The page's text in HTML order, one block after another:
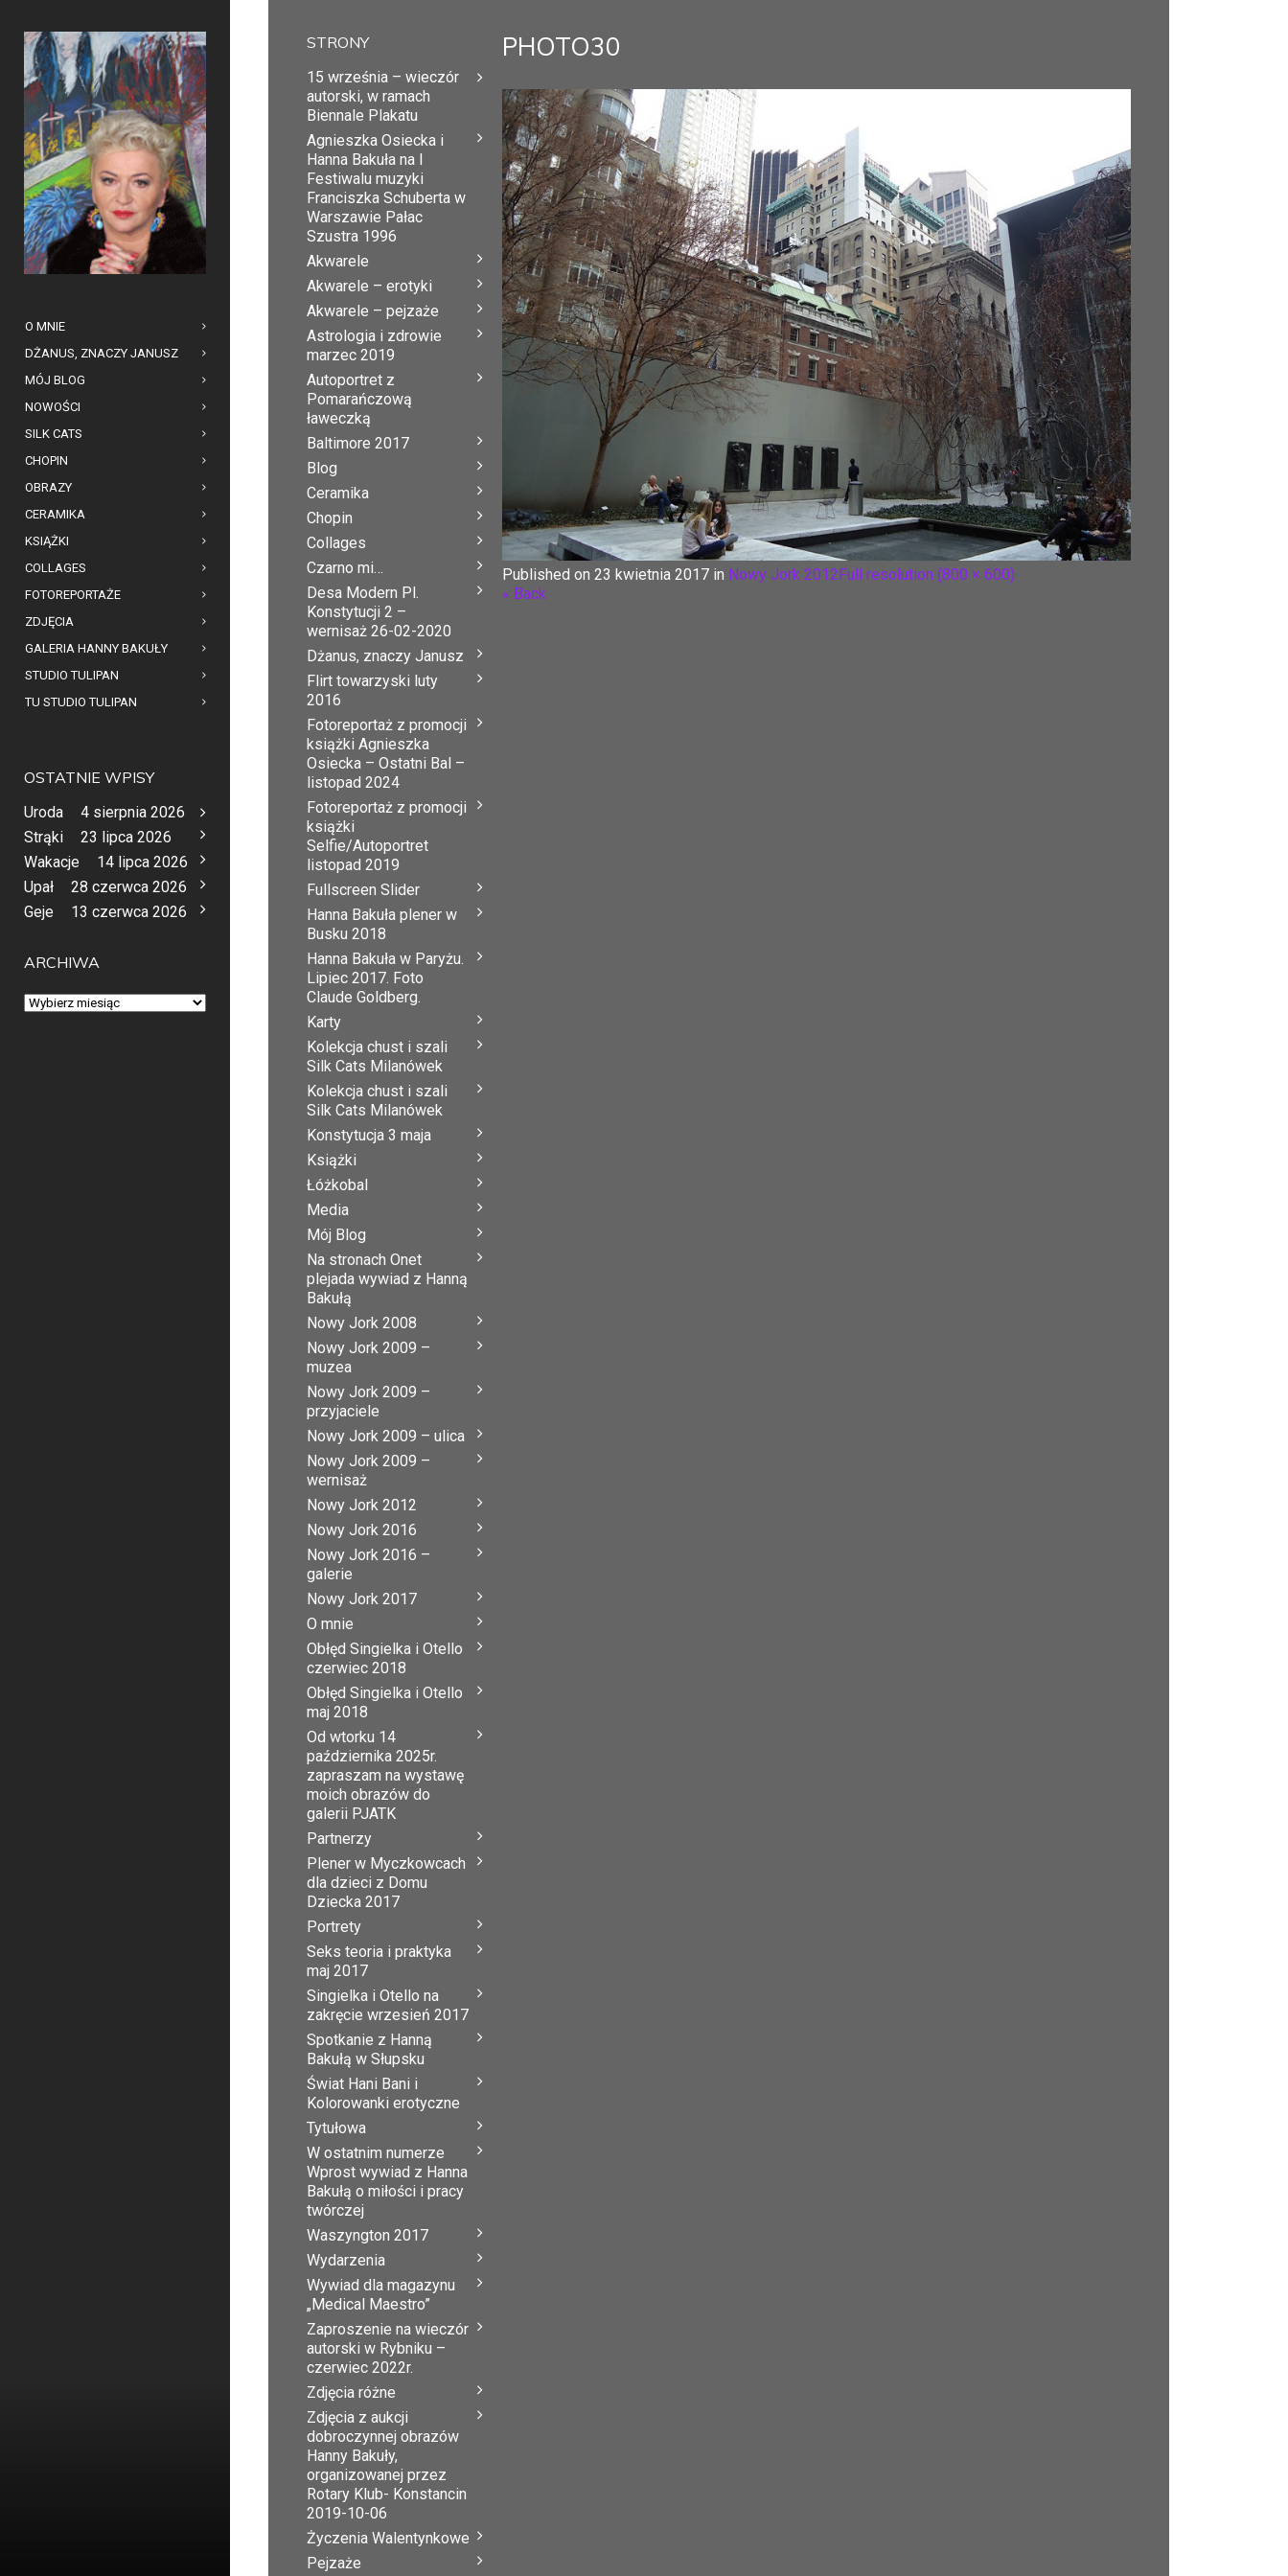
O MNIE
DŻANUS, ZNACZY JANUSZ
MÓJ BLOG
NOWOŚCI
SILK CATS
CHOPIN
OBRAZY
CERAMIKA
KSIĄŻKI
COLLAGES
FOTOREPORTAŻE
ZDJĘCIA
GALERIA HANNY BAKUŁY
STUDIO TULIPAN
TU STUDIO TULIPAN
OSTATNIE WPISY
Uroda
4 sierpnia 2026
Strąki
23 lipca 2026
Wakacje
14 lipca 2026
Upał
28 czerwca 2026
Geje
13 czerwca 2026
ARCHIWA
Archiwa
PHOTO30
Published on 23 kwietnia 2017 in Nowy Jork 2012Full resolution (800 × 600)
« Back
STRONY
15 września – wieczór
autorski, w ramach
Biennale Plakatu
Agnieszka Osiecka i
Hanna Bakuła na I
Festiwalu muzyki
Franciszka Schuberta w
Warszawie Pałac
Szustra 1996
Akwarele
Akwarele – erotyki
Akwarele – pejzaże
Astrologia i zdrowie
marzec 2019
Autoportret z
Pomarańczową
ławeczką
Baltimore 2017
Blog
Ceramika
Chopin
Collages
Czarno mi…
Desa Modern Pl.
Konstytucji 2 –
wernisaż 26-02-2020
Dżanus, znaczy Janusz
Flirt towarzyski luty
2016
Fotoreportaż z promocji
książki Agnieszka
Osiecka – Ostatni Bal –
listopad 2024
Fotoreportaż z promocji
książki
Selfie/Autoportret
listopad 2019
Fullscreen Slider
Hanna Bakuła plener w
Busku 2018
Hanna Bakuła w Paryżu.
Lipiec 2017. Foto
Claude Goldberg.
Karty
Kolekcja chust i szali
Silk Cats Milanówek
Kolekcja chust i szali
Silk Cats Milanówek
Konstytucja 3 maja
Książki
Łóżkobal
Media
Mój Blog
Na stronach Onet
plejada wywiad z Hanną
Bakułą
Nowy Jork 2008
Nowy Jork 2009 –
muzea
Nowy Jork 2009 –
przyjaciele
Nowy Jork 2009 – ulica
Nowy Jork 2009 –
wernisaż
Nowy Jork 2012
Nowy Jork 2016
Nowy Jork 2016 –
galerie
Nowy Jork 2017
O mnie
Obłęd Singielka i Otello
czerwiec 2018
Obłęd Singielka i Otello
maj 2018
Od wtorku 14
października 2025r.
zapraszam na wystawę
moich obrazów do
galerii PJATK
Partnerzy
Plener w Myczkowcach
dla dzieci z Domu
Dziecka 2017
Portrety
Seks teoria i praktyka
maj 2017
Singielka i Otello na
zakręcie wrzesień 2017
Spotkanie z Hanną
Bakułą w Słupsku
Świat Hani Bani i
Kolorowanki erotyczne
Tytułowa
W ostatnim numerze
Wprost wywiad z Hanna
Bakułą o miłości i pracy
twórczej
Waszyngton 2017
Wydarzenia
Wywiad dla magazynu
„Medical Maestro”
Zaproszenie na wieczór
autorski w Rybniku –
czerwiec 2022r.
Zdjęcia różne
Zdjęcia z aukcji
dobroczynnej obrazów
Hanny Bakuły,
organizowanej przez
Rotary Klub- Konstancin
2019-10-06
Życzenia Walentynkowe
Pejzaże